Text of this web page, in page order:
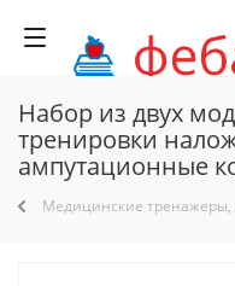
Набор из двух
тренировки
ампутационные
Медицинские